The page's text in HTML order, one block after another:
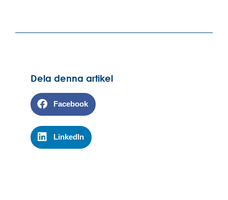
Dela denna artikel
Facebook
LinkedIn